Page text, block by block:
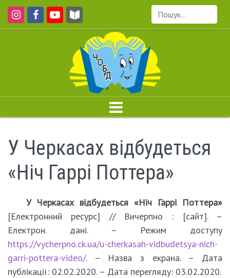
Пошук...
У Черкасах відбудеться
«Ніч Гаррі Поттера»
У Черкасах відбудеться «Ніч Гаррі Поттера»
[Електронний ресурс] // Вичерпно : [сайт]. –
Електрон. дані. – Режим доступу
https://vycherpno.ck.ua/u-cherkasah-vidbudetsya-nich-
garri-pottera-video/. – Назва з екрана. – Дата
публікації: 02.02.2020. – Дата перегляду: 03.02.2020.